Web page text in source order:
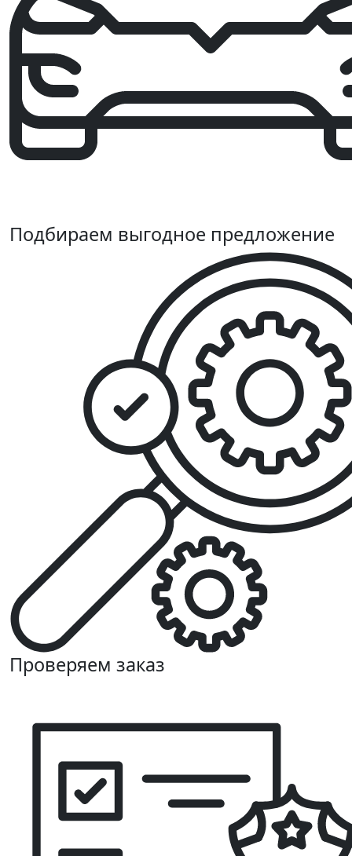
Подбираем выгодное предложение
Проверяем заказ